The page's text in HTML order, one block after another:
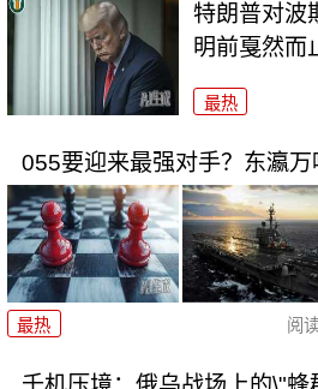
特朗普对波
明前戛然而
最热
055要迎来最强对手？东瀛万
最热 阅